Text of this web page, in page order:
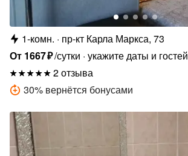
1-комн.
пр-кт Карла Маркса, 73
От 1667₽/сутки укажите даты и гостей
2 отзыва
30% вернётся бонусами